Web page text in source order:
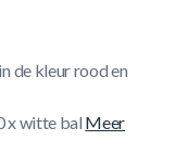
de kleur rood en
x witte bal Meer